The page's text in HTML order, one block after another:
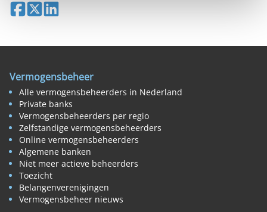
Deel op Facebook
Deel op XDeel op LinkedIn
Vermogensbeheer
Alle vermogensbeheerders in Nederland
Private banks
Vermogensbeheerders per regio
Zelfstandige vermogensbeheerders
Online vermogensbeheerders
Algemene banken
Niet meer actieve beheerders
Toezicht
Belangenverenigingen
Vermogensbeheer nieuws